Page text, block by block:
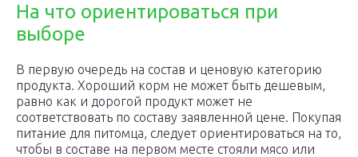
На что ориентироваться при
выборе
В первую очередь на состав и ценовую категорию
продукта. Хороший корм не может быть дешевым,
равно как и дорогой продукт может не
соответствовать по составу заявленной цене. Покупая
питание для питомца, следует ориентироваться на то,
чтобы в составе на первом месте стояли мясо или